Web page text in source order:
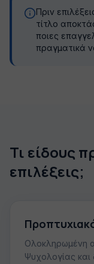
Πριν
τίτλο
ποιες
πραγματικά
Τι είδους
επιλέξεις;
Ολοκληρωμένη
Ψυχολογίας